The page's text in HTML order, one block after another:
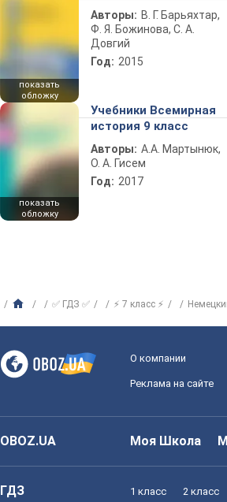
показать
обложку
Авторы: В. Г. Барьяхтар,
Ф. Я. Божинова, С. А.
Довгий
Год: 2015
показать
обложку
Учебники Всемирная
история 9 класс
Авторы: А.А. Мартынюк,
О. А. Гисем
Год: 2017
✅ ГДЗ ✅ ⚡ 7 класс ⚡
О компании
Реклама на сайте
OBOZ.UA Моя Школа
ГДЗ 1 класс 2 класс